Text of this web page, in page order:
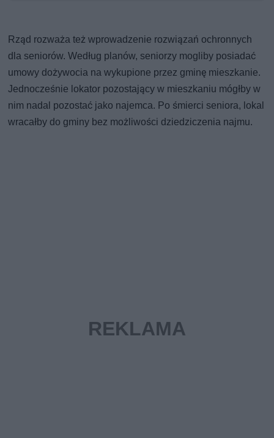
Rząd rozważa też wprowadzenie rozwiązań ochronnych
dla seniorów. Według planów, seniorzy mogliby posiadać
umowy dożywocia na wykupione przez gminę mieszkanie.
Jednocześnie lokator pozostający w mieszkaniu mógłby w
nim nadal pozostać jako najemca. Po śmierci seniora, lokal
wracałby do gminy bez możliwości dziedziczenia najmu.